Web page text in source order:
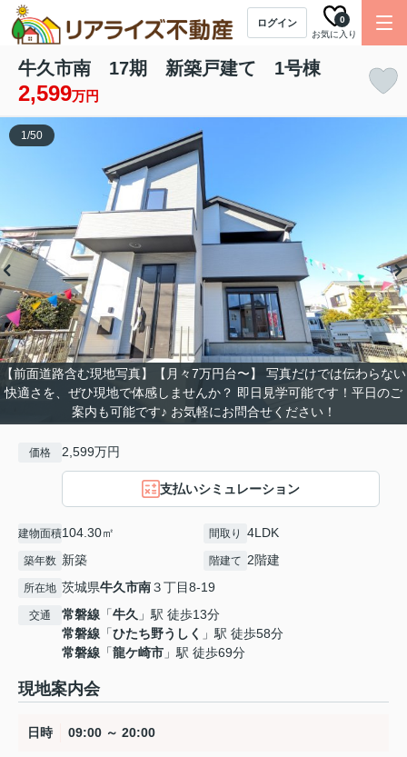
ログイン
お気に入り
0
牛久市南 17期 新築戸建て 1号棟
2,599万円
【前面道路含む現地写真】【月々7万円台〜】 写真だけでは伝わらない
快適さを、ぜひ現地で体感しませんか？ 即日見学可能です！平日のご
案内も可能です♪ お気軽にお問合せください！
1/50
価格 2,599万円
支払いシミュレーション
建物面積104.30㎡ 間取り 4LDK
築年数 新築 階建て 2階建
所在地 茨城県牛久市南３丁目8-19
交通 常磐線 「牛久 」駅 徒歩13分
常磐線 「ひたち野うしく 」駅 徒歩58分
常磐線 「龍ケ崎市 」駅 徒歩69分
現地案内会
日時 09:00 ～ 20:00